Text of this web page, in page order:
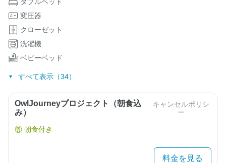
変圧器
クローゼット
洗濯機
ベビーベッド
すべて表示（34）
OwlJourneyプロジェクト（朝食込
み）
キャンセルポリシ
ー
朝食付き
料金を見る